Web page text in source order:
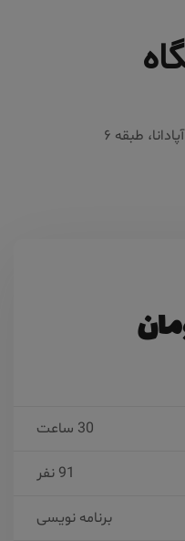
طبقه ۶
30 ساعت
91 نفر
برنامه نویسی